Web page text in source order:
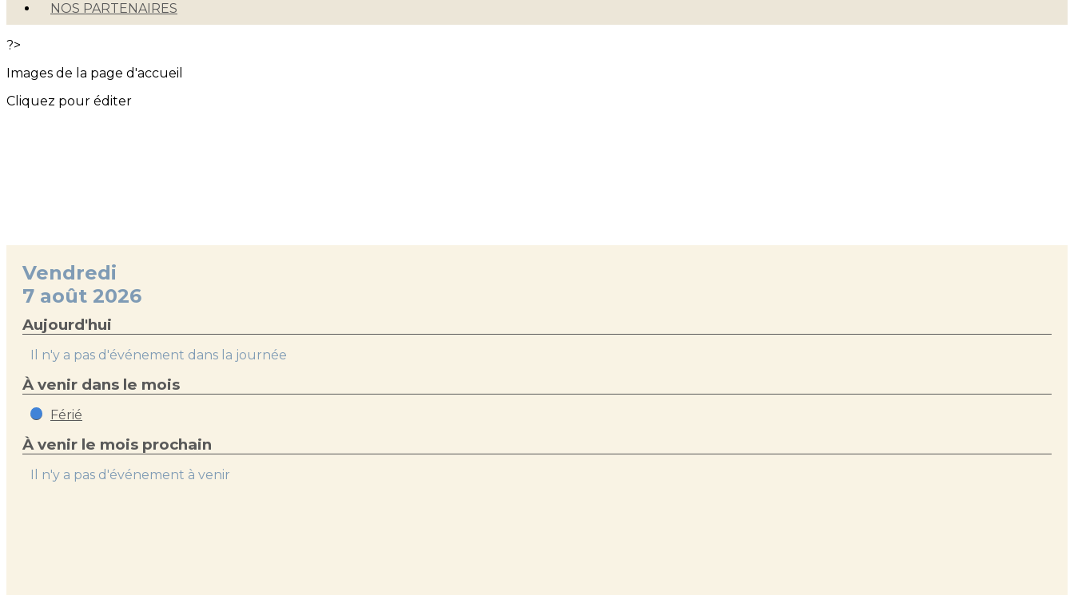
NOS PARTENAIRES
?>
Images de la page d'accueil
Cliquez pour éditer
Vendredi
7 août 2026
Aujourd'hui
Il n'y a pas d'événement dans la journée
À venir dans le mois
Férié
À venir le mois prochain
Il n'y a pas d'événement à venir